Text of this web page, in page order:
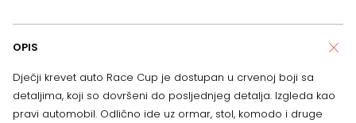
OPIS
Dječji krevet auto Race Cup je dostupan u crvenoj boji sa
detaljima, koji so dovršeni do posljednjeg detalja. Izgleda kao
pravi automobil. Odlično ide uz ormar, stol, komodo i druge